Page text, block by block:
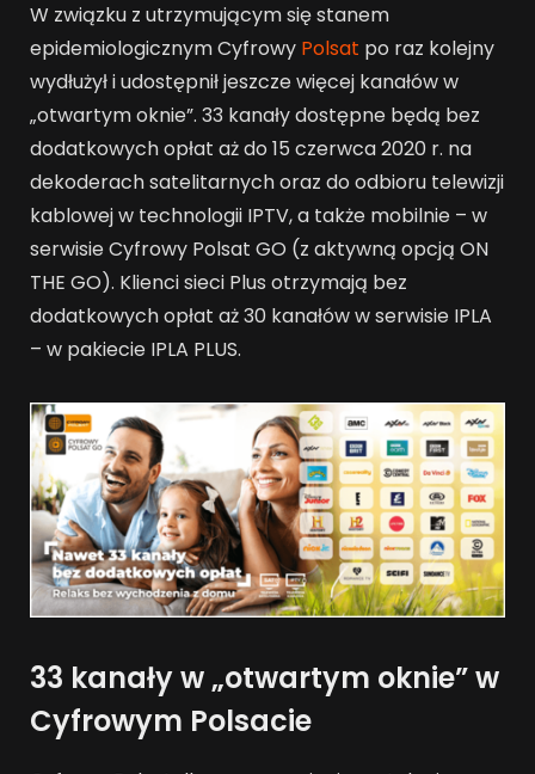
W związku z utrzymującym się stanem
epidemiologicznym Cyfrowy Polsat po raz kolejny
wydłużył i udostępnił jeszcze więcej kanałów w
„otwartym oknie”. 33 kanały dostępne będą bez
dodatkowych opłat aż do 15 czerwca 2020 r. na
dekoderach satelitarnych oraz do odbioru telewizji
kablowej w technologii IPTV, a także mobilnie – w
serwisie Cyfrowy Polsat GO (z aktywną opcją ON
THE GO). Klienci sieci Plus otrzymają bez
dodatkowych opłat aż 30 kanałów w serwisie IPLA
– w pakiecie IPLA PLUS.
33 kanały w „otwartym oknie” w
Cyfrowym Polsacie